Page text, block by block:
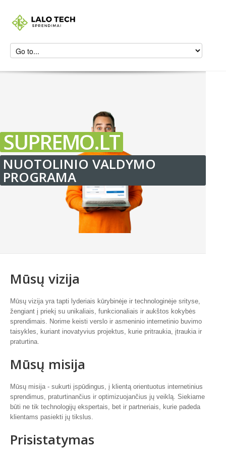
SUPREMO.LT
NUOTOLINIO VALDYMO
PROGRAMA
Mūsų vizija
Mūsų vizija yra tapti lyderiais kūrybinėje ir technologinėje srityse,
žengiant į priekį su unikaliais, funkcionaliais ir aukštos kokybės
sprendimais. Norime keisti verslo ir asmeninio internetinio buvimo
taisykles, kuriant inovatyvius projektus, kurie pritraukia, įtraukia ir
praturtina.
Mūsų misija
Mūsų misija - sukurti įspūdingus, į klientą orientuotus internetinius
sprendimus, praturtinančius ir optimizuojančius jų veiklą. Siekiame
būti ne tik technologijų ekspertais, bet ir partneriais, kurie padeda
klientams pasiekti jų tikslus.
Prisistatymas